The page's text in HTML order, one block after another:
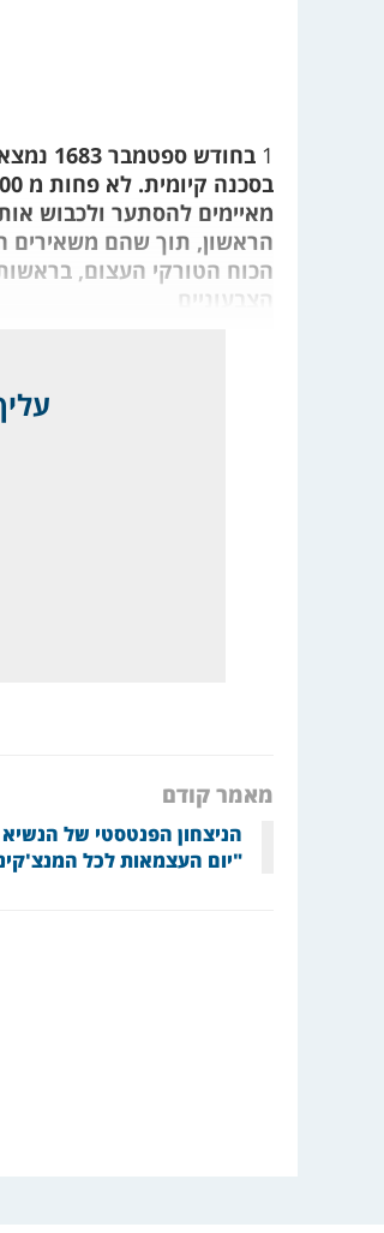
1
מאיימים להסתער ולכבוש
הכוח הטורקי העצום,
הצבעוניים
מאמר קודם
הניצחון הפנטסטי של
"יום העצמאות לכל